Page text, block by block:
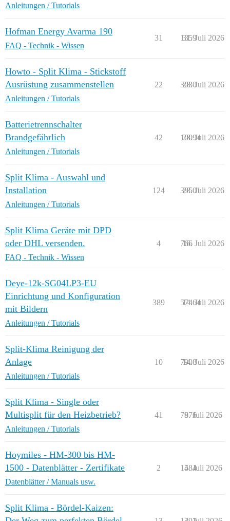
Anleitungen / Tutorials
Hofman Energy Avarma 190
FAQ - Technik - Wissen
31 1359
31. Juli 2026
Howto - Split Klima - Stickstoff
Ausrüstung zusammenstellen
Anleitungen / Tutorials
22 3030
28. Juli 2026
Batterietrennschalter
Brandgefährlich
Anleitungen / Tutorials
42 10094
28. Juli 2026
Split Klima - Auswahl und
Installation
Anleitungen / Tutorials
124 39501
28. Juli 2026
Split Klima Geräte mit DPD
oder DHL versenden.
FAQ - Technik - Wissen
4 766
16. Juli 2026
Deye-12k-SG04LP3-EU
Einrichtung und Konfiguration
mit Bildern
Anleitungen / Tutorials
389 57464
14. Juli 2026
Split-Klima Reinigung der
Anlage
Anleitungen / Tutorials
10 7908
14. Juli 2026
Split Klima - Single oder
Multisplit für den Heizbetrieb?
Anleitungen / Tutorials
41 7876
9. Juli 2026
Hoymiles - HM-300 bis HM-
1500 - Datenblätter - Zertifikate
Datenblätter / Manuals usw.
2 1484
5. Juli 2026
Split Klima - Bördel-Kaizen: